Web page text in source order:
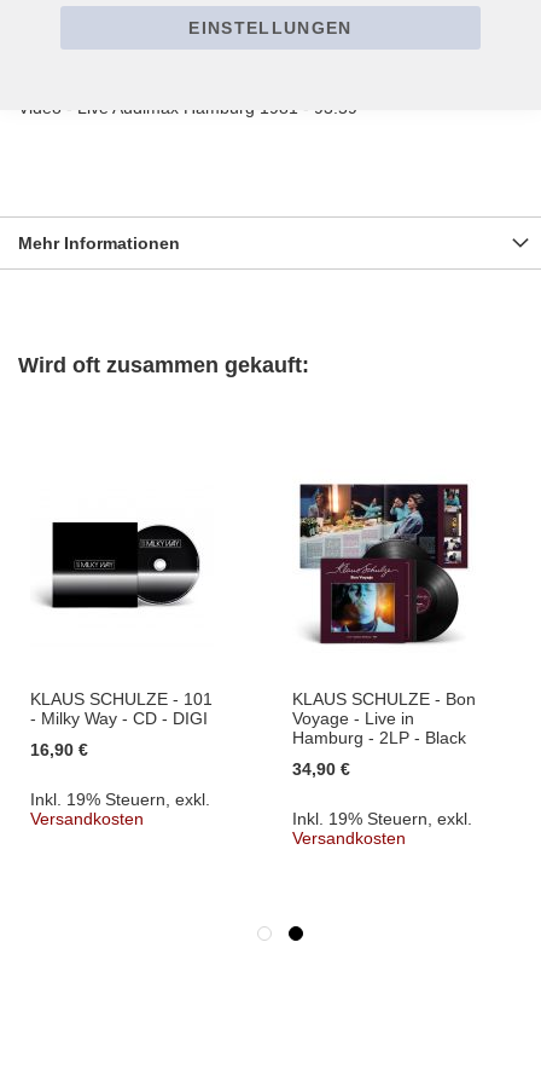
1 Voyage encore 14:59
Video - Live Audimax Hamburg 1981 - 93:59
Mehr Informationen
Wird oft zusammen gekauft:
KLAUS SCHULZE - 101
- Milky Way - CD - DIGI
16,90 €
Inkl. 19% Steuern exkl.
Versandkosten
KLAUS SCHULZE - Bon
Voyage - Live in
Hamburg - 2LP - Black
34,90 €
Inkl. 19% Steuern exkl.
Versandkosten
EINSTELLUNGEN